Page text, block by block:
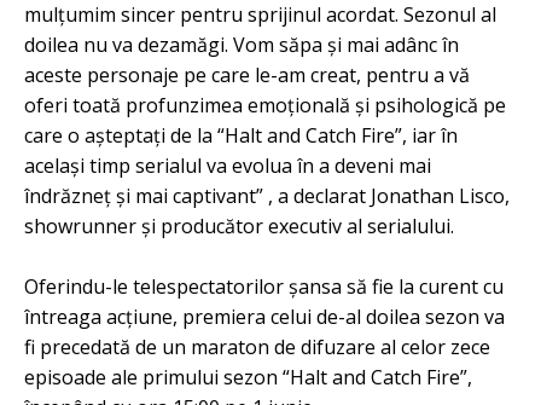
mulţumim sincer pentru sprijinul acordat. Sezonul al
doilea nu va dezamăgi. Vom săpa şi mai adânc în
aceste personaje pe care le-am creat, pentru a vă
oferi toată profunzimea emoţională şi psihologică pe
care o aşteptaţi de la “Halt and Catch Fire”, iar în
acelaşi timp serialul va evolua în a deveni mai
îndrăzneţ şi mai captivant” , a declarat Jonathan Lisco,
showrunner şi producător executiv al serialului.
Oferindu-le telespectatorilor şansa să fie la curent cu
întreaga acţiune, premiera celui de-al doilea sezon va
fi precedată de un maraton de difuzare al celor zece
episoade ale primului sezon “Halt and Catch Fire”,